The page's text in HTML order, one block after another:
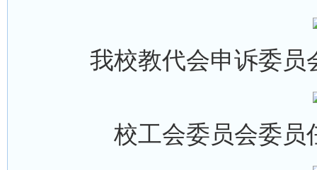
我校教代会申诉委员
校工会委员会委员